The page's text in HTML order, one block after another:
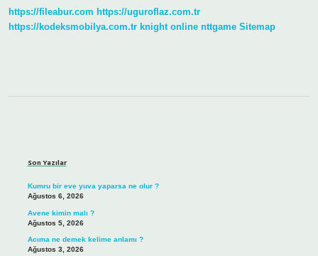
Denir
https://fileabur.com https://uguroflaz.com.tr
https://kodeksmobilya.com.tr knight online nttgame Sitemap
Son Yazılar
Kumru bir eve yuva yaparsa ne olur ?
Ağustos 6, 2026
Avene kimin malı ?
Ağustos 5, 2026
Acıma ne demek kelime anlamı ?
Ağustos 3, 2026